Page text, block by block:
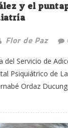
y el
Flor de Paz
del Servicio de
Psiquiátrico de
Ordaz